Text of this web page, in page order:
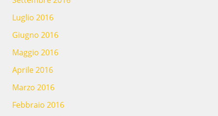
Luglio 2016
Giugno 2016
Maggio 2016
Aprile 2016
Marzo 2016
Febbraio 2016